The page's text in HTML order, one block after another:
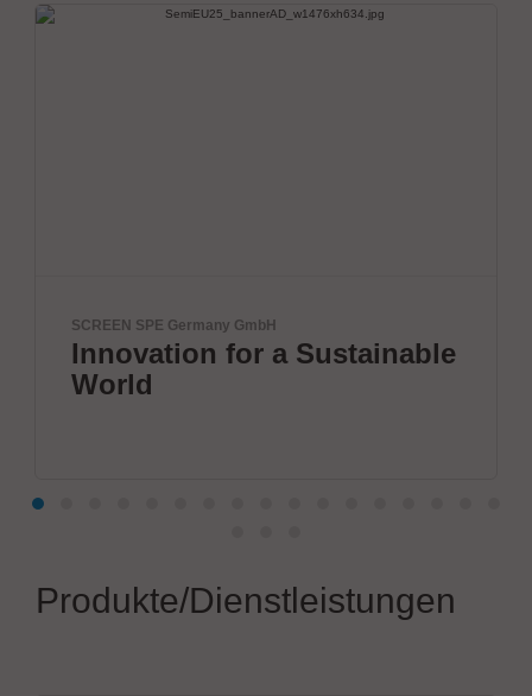
SCREEN SPE Germany GmbH
Innovation for a Sustainable
World
Produkte/Dienstleistungen